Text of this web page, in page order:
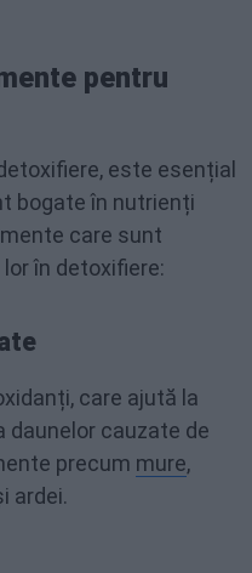
pentru
este esențial
bogate în nutrienți
care sunt
în detoxifiere:
care ajută la
daunelor cauzate de
precum mure,
ardei.